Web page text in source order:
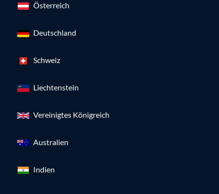
Österreich
Deutschland
Schweiz
Liechtenstein
Vereinigtes Königreich
Australien
Indien